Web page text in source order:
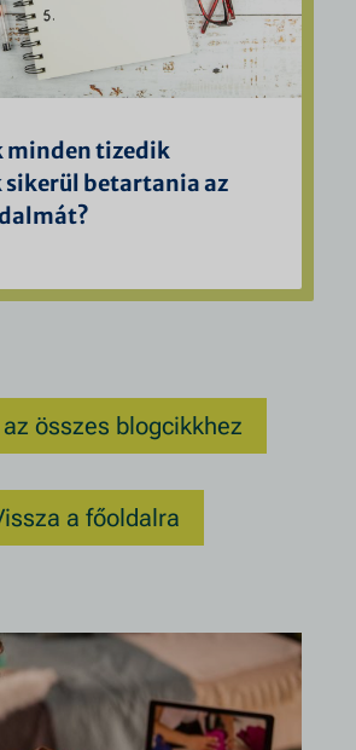
minden tizedik
sikerül betartania az
összes blogcikkhez
a főoldalra